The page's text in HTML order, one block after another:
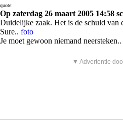
quote:
Op zaterdag 26 maart 2005 14:58
Duidelijke zaak. Het is de schuld van
Sure.. foto
Je moet gewoon niemand neersteken..
▼ Advertentie